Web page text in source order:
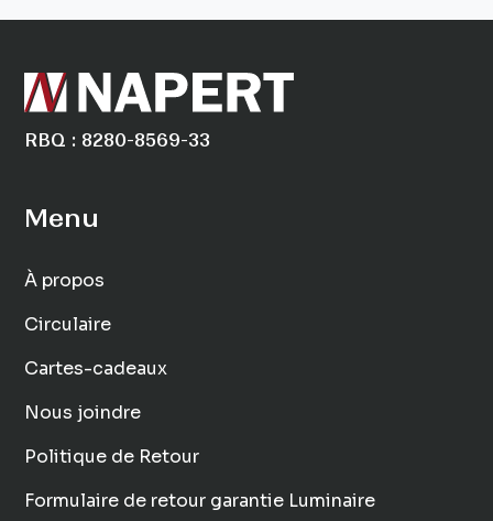
RBQ : 8280-8569-33
Menu
À propos
Circulaire
Cartes-cadeaux
Nous joindre
Politique de Retour
Formulaire de retour garantie Luminaire